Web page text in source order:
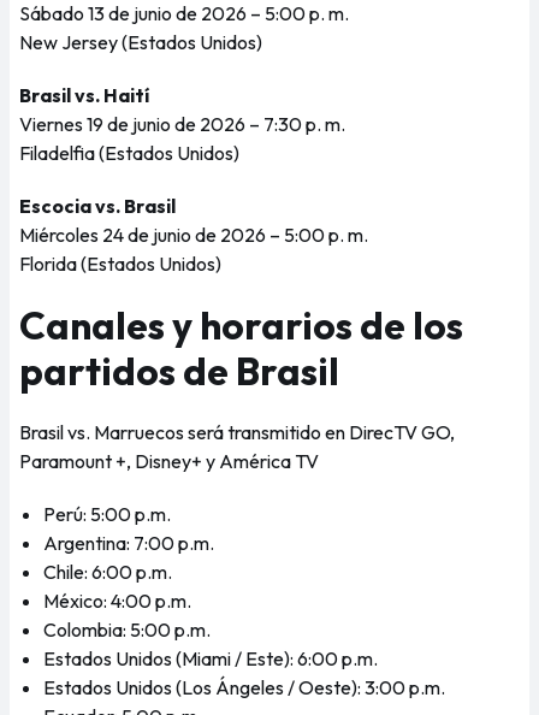
Sábado 13 de junio de 2026 – 5:00 p. m.
New Jersey (Estados Unidos)
Brasil vs. Haití
Viernes 19 de junio de 2026 – 7:30 p. m.
Filadelfia (Estados Unidos)
Escocia vs. Brasil
Miércoles 24 de junio de 2026 – 5:00 p. m.
Florida (Estados Unidos)
Canales y horarios de los
partidos de Brasil
Brasil vs. Marruecos será transmitido en DirecTV GO,
Paramount +, Disney+ y América TV
Perú: 5:00 p.m.
Argentina: 7:00 p.m.
Chile: 6:00 p.m.
México: 4:00 p.m.
Colombia: 5:00 p.m.
Estados Unidos (Miami / Este): 6:00 p.m.
Estados Unidos (Los Ángeles / Oeste): 3:00 p.m.